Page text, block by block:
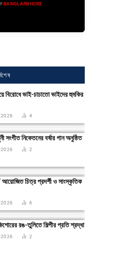
BANGLARBHORE
বিরোধে ভাই-চাচাতো ভাইদের হুমকির
2026 4
সংগীত নিকেতনের বর্ষার গান অনুষ্ঠিত
2026 2
আয়োজিত চিত্র প্রদর্শী ও সাংস্কৃতিক
2026 6
রঙ-তুলিতে শিল্পীর প্রতি শ্রদ্ধা
2026 2